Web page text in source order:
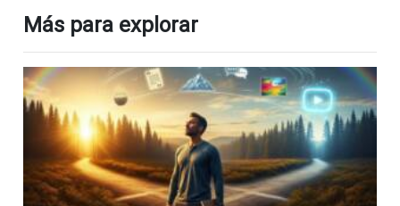
Más para explorar